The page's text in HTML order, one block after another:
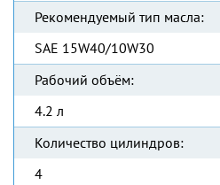
Рекомендуемый тип масла:
SAE 15W40/10W30
Рабочий объём:
4.2 л
Количество цилиндров:
4